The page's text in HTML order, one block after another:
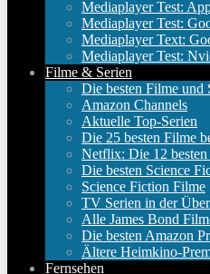
Mediaplayer Test:
Mediaplayer Test:
Mediaplayer Text:
Mediaplayer Test:
Filme & Serien
Die besten Filme
Amazon Channels
Aktuelle Top-Serien
Die 25 besten Filme
Netflix: Die 12
Die besten Science
Science Fiction Filme
TV Serien in der
Alle James Bond
Die besten Amazon
Ältere Heimkino-
Fernsehen